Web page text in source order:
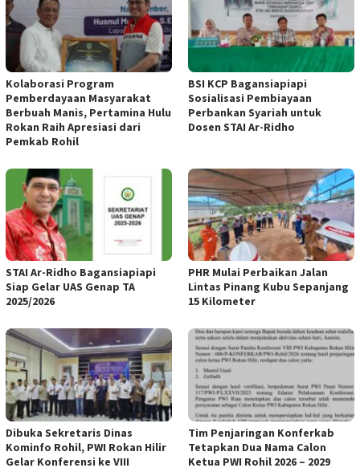
Kolaborasi Program
Pemberdayaan Masyarakat
Berbuah Manis, Pertamina Hulu
Rokan Raih Apresiasi dari
Pemkab Rohil
BSI KCP Bagansiapiapi
Sosialisasi Pembiayaan
Perbankan Syariah untuk
Dosen STAI Ar-Ridho
STAI Ar-Ridho Bagansiapiapi
Siap Gelar UAS Genap TA
2025/2026
PHR Mulai Perbaikan Jalan
Lintas Pinang Kubu Sepanjang
15 Kilometer
Dibuka Sekretaris Dinas
Kominfo Rohil, PWI Rokan Hilir
Gelar Konferensi ke VIII
Tim Penjaringan Konferkab
Tetapkan Dua Nama Calon
Ketua PWI Rohil 2026 – 2029